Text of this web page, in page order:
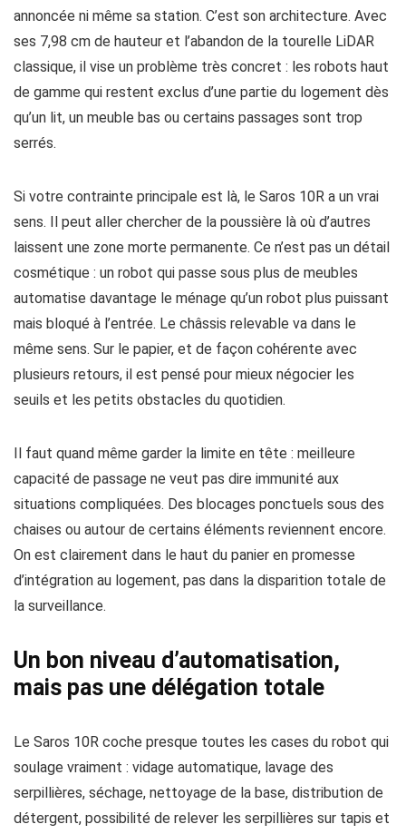
annoncée ni même sa station. C’est son architecture. Avec
ses 7,98 cm de hauteur et l’abandon de la tourelle LiDAR
classique, il vise un problème très concret : les robots haut
de gamme qui restent exclus d’une partie du logement dès
qu’un lit, un meuble bas ou certains passages sont trop
serrés.
Si votre contrainte principale est là, le Saros 10R a un vrai
sens. Il peut aller chercher de la poussière là où d’autres
laissent une zone morte permanente. Ce n’est pas un détail
cosmétique : un robot qui passe sous plus de meubles
automatise davantage le ménage qu’un robot plus puissant
mais bloqué à l’entrée. Le châssis relevable va dans le
même sens. Sur le papier, et de façon cohérente avec
plusieurs retours, il est pensé pour mieux négocier les
seuils et les petits obstacles du quotidien.
Il faut quand même garder la limite en tête : meilleure
capacité de passage ne veut pas dire immunité aux
situations compliquées. Des blocages ponctuels sous des
chaises ou autour de certains éléments reviennent encore.
On est clairement dans le haut du panier en promesse
d’intégration au logement, pas dans la disparition totale de
la surveillance.
Un bon niveau d’automatisation,
mais pas une délégation totale
Le Saros 10R coche presque toutes les cases du robot qui
soulage vraiment : vidage automatique, lavage des
serpillières, séchage, nettoyage de la base, distribution de
détergent, possibilité de relever les serpillières sur tapis et